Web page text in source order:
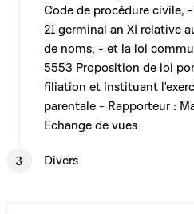
Code de procédure civile,
21 germinal an XI relative
de noms, - et la loi
5553 Proposition de loi
filiation et instituant
parentale - Rapporteur :
Echange de vues
Divers